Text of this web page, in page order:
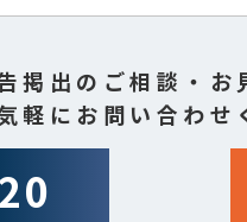
掲出のご相談・お
軽にお問い合わせ